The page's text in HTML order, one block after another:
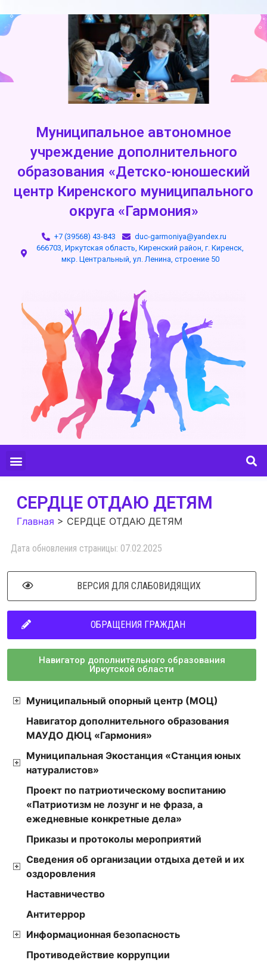
Муниципальное автономное
учреждение дополнительного
образования «Детско-юношеский
центр Киренского муниципального
округа «Гармония»
+7 (39568) 43-843
duc-garmoniya@yandex.ru
666703, Иркутская область, Киренский район, г. Киренск,
мкр. Центральный, ул. Ленина, строение 50
СЕРДЦЕ ОТДАЮ ДЕТЯМ
Главная > СЕРДЦЕ ОТДАЮ ДЕТЯМ
Дата обновления страницы: 07.02.2025
ВЕРСИЯ ДЛЯ СЛАБОВИДЯЩИХ
ОБРАЩЕНИЯ ГРАЖДАН
Навигатор дополнительного образования
Иркутской области
Муниципальный опорный центр (МОЦ)
Навигатор дополнительного образования
МАУДО ДЮЦ «Гармония»
Муниципальная Экостанция «Станция юных
натуралистов»
Проект по патриотическому воспитанию
«Патриотизм не лозунг и не фраза, а
ежедневные конкретные дела»
Приказы и протоколы мероприятий
Сведения об организации отдыха детей и их
оздоровления
Наставничество
Антитеррор
Информационная безопасность
Противодействие коррупции